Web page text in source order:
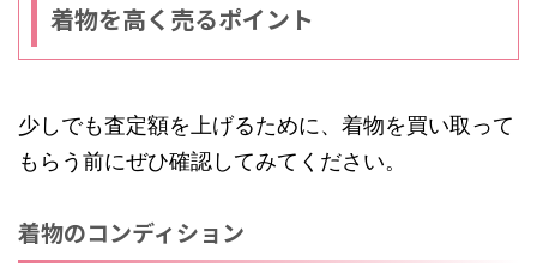
着物を高く売るポイント
少しでも査定額を上げるために、着物を買い取って
もらう前にぜひ確認してみてください。
着物のコンディション